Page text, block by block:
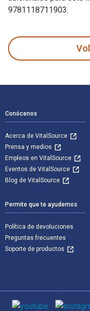
9781118711903.
Conócenos
Acerca de VitalSource
Prensa y medios
Empleos en VitalSource
Eventos de VitalSource
Blog de VitalSource
Permite que te ayudemos
Política de devoluciones
Preguntas frecuentes
Soporte de productos
Medios de